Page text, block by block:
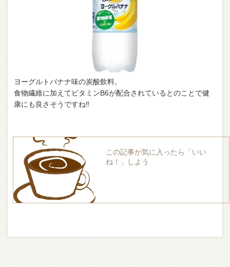
ヨーグルトバナナ味の炭酸飲料。
食物繊維に加えてビタミンB6が配合されているとのことで健
康にも良さそうですね‼︎
この記事が気に入ったら「いい
ね！」しよう